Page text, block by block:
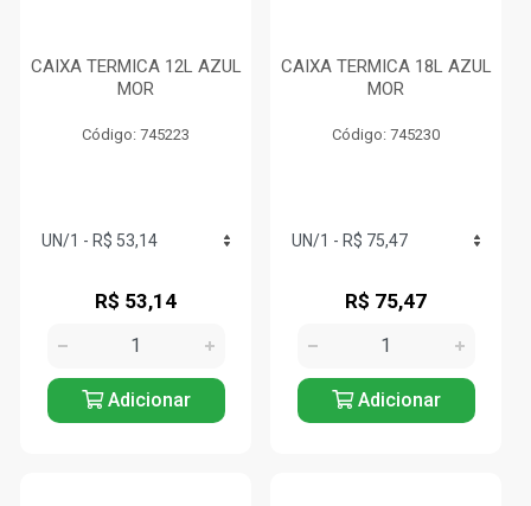
CAIXA TERMICA 12L AZUL
MOR
Código: 745223
R$ 53,14
Adicionar
CAIXA TERMICA 18L AZUL
MOR
Código: 745230
R$ 75,47
Adicionar